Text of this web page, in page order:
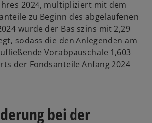
2024, multipliziert mit dem
zu Beginn des abgelaufenen
wurde der Basiszins mit 2,29
sodass die den Anlegenden am
Vorabpauschale 1,603
der Fondsanteile Anfang 2024
bei der